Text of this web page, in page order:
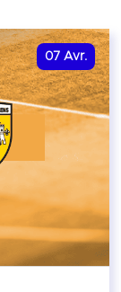
07 Avr.